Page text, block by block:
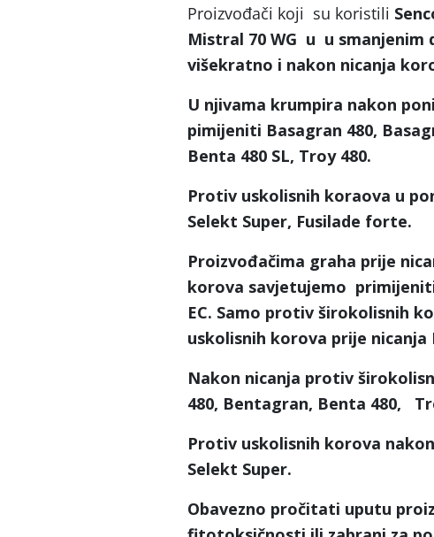
Proizvođači koji su koristili
Mistral 70 WG u u smanjenim
višekratno i nakon nicanja
U njivama krumpira nakon
pimijeniti Basagran 480,
Benta 480 SL, Troy 480.
Protiv uskolisnih koraova u
Selekt Super, Fusilade forte.
Proizvođačima graha prije
korova savjetujemo
EC. Samo protiv širokolisnih
uskolisnih korova prije nicanja
Nakon nicanja protiv
480, Bentagran, Benta 480,
Protiv uskolisnih korova
Selekt Super.
Obavezno pročitati uputu